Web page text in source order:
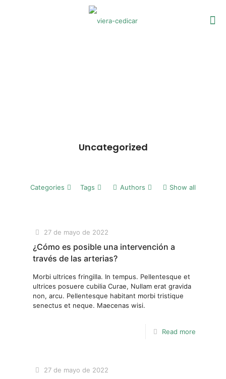
Uncategorized
Categories Tags Authors Show all
27 de mayo de 2022
¿Cómo es posible una intervención a
través de las arterias?
Morbi ultrices fringilla. In tempus. Pellentesque et
ultrices posuere cubilia Curae, Nullam erat gravida
non, arcu. Pellentesque habitant morbi tristique
senectus et neque. Maecenas wisi.
Read more
27 de mayo de 2022